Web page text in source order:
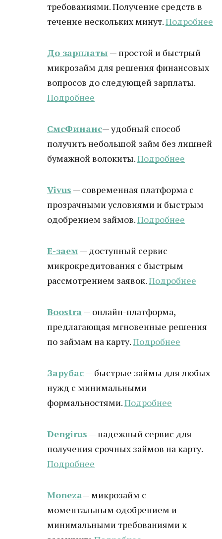
требованиями. Получение средств в
течение нескольких минут.Подробнее
До зарплаты — простой и быстрый
микрозайм для решения финансовых
вопросов до следующей зарплаты.
Подробнее
СмсФинанс— удобный способ
получить небольшой займ без лишней
бумажной волокиты.Подробнее
Vivus — современная платформа с
прозрачными условиями и быстрым
одобрением займов.Подробнее
Е-заем — доступный сервис
микрокредитования с быстрым
рассмотрением заявок.Подробнее
Boostra — онлайн-платформа,
предлагающая мгновенные решения
по займам на карту.Подробнее
Зарубас— быстрые займы для любых
нужд с минимальными
формальностями.Подробнее
Dengirus — надежный сервис для
получения срочных займов на карту.
Подробнее
Moneza— микрозайм с
моментальным одобрением и
минимальными требованиями к